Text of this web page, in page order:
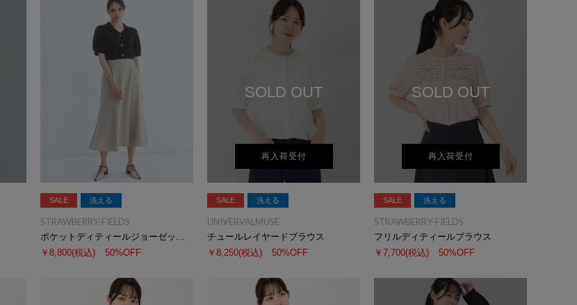
SALE 洗える
STRAWBERRY-FIELDS
ポケットディティールジョーゼットブラウス
￥8,800(税込) 50%OFF
SOLD OUT
再入荷受付
SALE 洗える
UNIVERVALMUSE
チュールレイヤードブラウス
￥8,250(税込) 50%OFF
SOLD OUT
再入荷受付
SALE 洗える
STRAWBERRY-FIELDS
フリルディティールブラウス
￥7,700(税込) 50%OFF